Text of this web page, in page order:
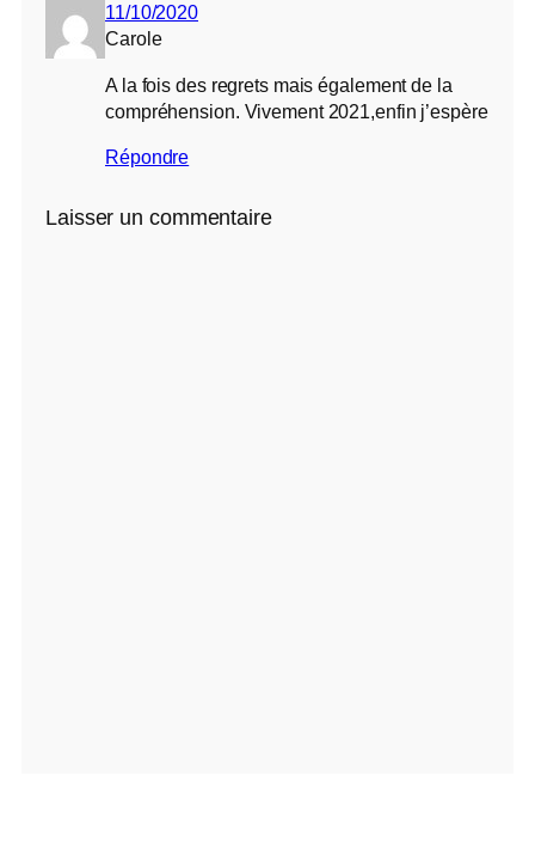
11/10/2020
Carole
A la fois des regrets mais également de la
compréhension. Vivement 2021,enfin j’espère
Répondre
Laisser un commentaire